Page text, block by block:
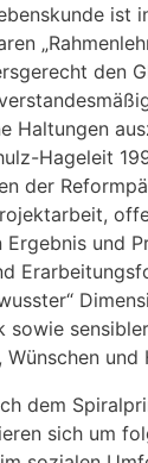
ist
den
Hal­tun­gen
Hage­leit
der
und
sowie
Wün­schen und
dem
sich um